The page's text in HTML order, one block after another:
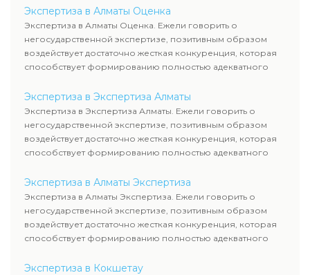
Экспертиза в Алматы Оценка
Экспертиза в Алматы Оценка. Ежели говорить о
негосударственной экспертизе, позитивным образом
воздействует достаточно жесткая конкуренция, которая
способствует формированию полностью адекватного
Экспертиза в Экспертиза Алматы
Экспертиза в Экспертиза Алматы. Ежели говорить о
негосударственной экспертизе, позитивным образом
воздействует достаточно жесткая конкуренция, которая
способствует формированию полностью адекватного
Экспертиза в Алматы Экспертиза
Экспертиза в Алматы Экспертиза. Ежели говорить о
негосударственной экспертизе, позитивным образом
воздействует достаточно жесткая конкуренция, которая
способствует формированию полностью адекватного
Экспертиза в Кокшетау